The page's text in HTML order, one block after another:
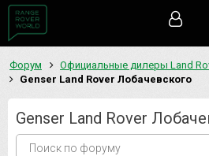
Форум
Официальные дилеры Land
Genser Land Rover Лобачевского
Genser Land Rover